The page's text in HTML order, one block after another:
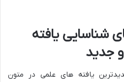
شناسایی یافته
جدید
یافته های علمی در متون